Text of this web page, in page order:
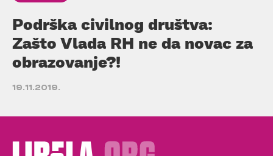
Podrška civilnog društva:
Zašto Vlada RH ne da novac za
obrazovanje?!
19.11.2019.